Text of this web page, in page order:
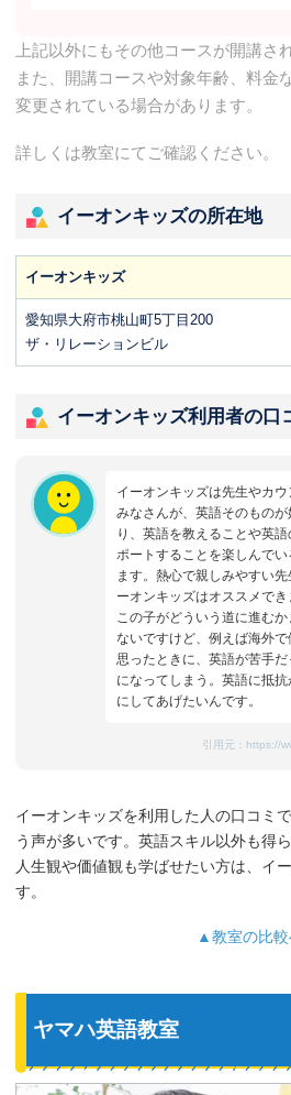
上記以外にもその他コースが開講さ
また、開講コースや対象年齢、料金
変更されている場合があります。
詳しくは教室にてご確認ください。
イーオンキッズの所在地
イーオンキッズ
愛知県大府市桃山町5丁目200
ザ・リレーションビル
イーオンキッズ利用者の口
イーオンキッズは先生やカ
みなさんが、英語そのものが
り、英語を教えることや英
ポートすることを楽しんでい
ます。熱心で親しみやすい先
ーオンキッズはオススメで
この子がどういう道に進むか
ないですけど、例えば海外で
思ったときに、英語が苦手
になってしまう。英語に抵抗
にしてあげたいんです。
引用元： https://
イーオンキッズを利用した人の口コミ
う声が多いです。英語スキル以外も得
人生観や価値観も学ばせたい方は、イ
す。
▲教室の比較
ヤマハ英語教室